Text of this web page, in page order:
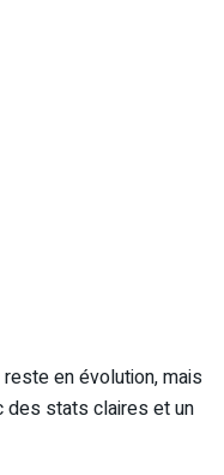
en évolution, mais
des stats claires et un